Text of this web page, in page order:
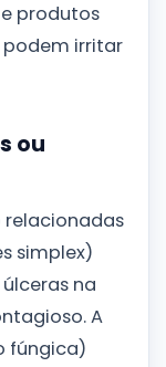
produtos
irritar
ou
relacionadas
simplex)
na
A
fúngica)